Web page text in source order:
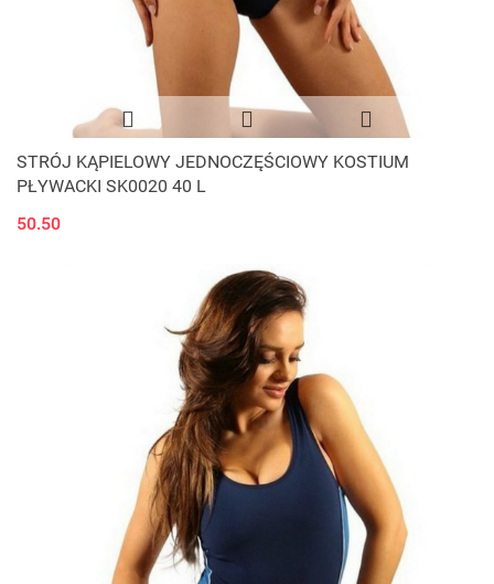
STRÓJ KĄPIELOWY JEDNOCZĘŚCIOWY KOSTIUM
PŁYWACKI SK0020 40 L
50.50